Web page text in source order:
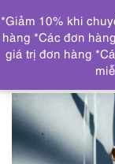
Trang chủ
KANEMATSU
*Giảm 10% khi
hàng *Các đơn
giá trị đơn hàng